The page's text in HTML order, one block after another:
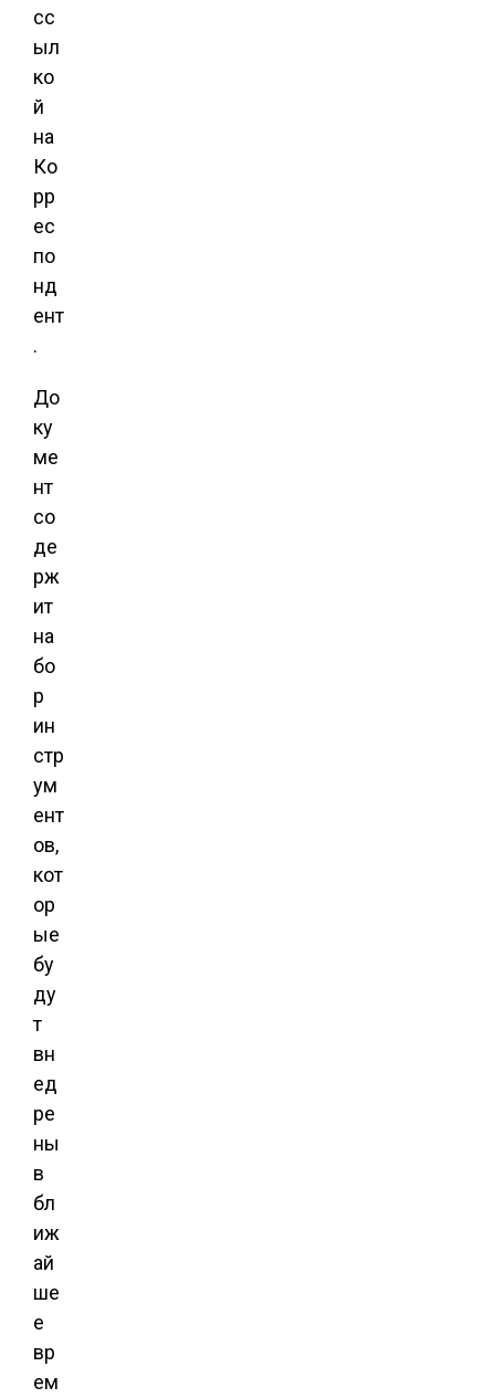
сс
ыл
ко
й
на
Ко
рр
ес
по
нд
ент
.
До
ку
ме
нт
со
де
рж
ит
на
бо
р
ин
стр
ум
ент
ов,
кот
ор
ые
бу
ду
т
вн
ед
ре
ны
в
бл
иж
ай
ше
е
вр
ем